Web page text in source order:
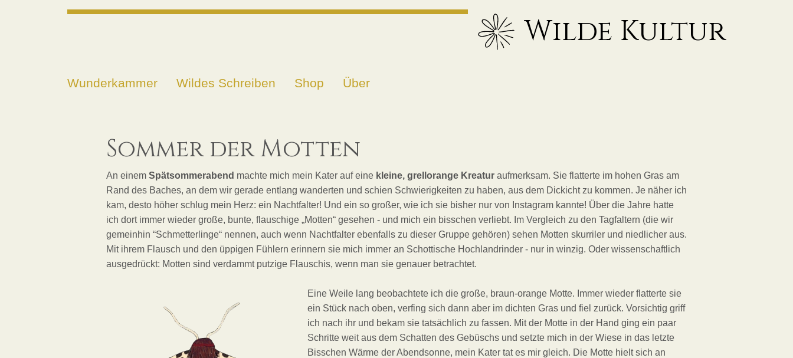
Wilde Kultur
Wunderkammer Wildes Schreiben Shop Über
Sommer der Motten
An einem Spätsommerabend machte mich mein Kater auf eine kleine, grellorange Kreatur aufmerksam. Sie flatterte im hohen Gras am
Rand des Baches, an dem wir gerade entlang wanderten und schien Schwierigkeiten zu haben, aus dem Dickicht zu kommen. Je näher ich
kam, desto höher schlug mein Herz: ein Nachtfalter! Und ein so großer, wie ich sie bisher nur von Instagram kannte! Über die Jahre hatte
ich dort immer wieder große, bunte, flauschige „Motten“ gesehen - und mich ein bisschen verliebt. Im Vergleich zu den Tagfaltern (die wir
gemeinhin “Schmetterlinge“ nennen, auch wenn Nachtfalter ebenfalls zu dieser Gruppe gehören) sehen Motten skurriler und niedlicher aus.
Mit ihrem Flausch und den üppigen Fühlern erinnern sie mich immer an Schottische Hochlandrinder - nur in winzig. Oder wissenschaftlich
ausgedrückt: Motten sind verdammt putzige Flauschis, wenn man sie genauer betrachtet.
Eine Weile lang beobachtete ich die große, braun-orange Motte. Immer wieder flatterte sie
ein Stück nach oben, verfing sich dann aber im dichten Gras und fiel zurück. Vorsichtig griff
ich nach ihr und bekam sie tatsächlich zu fassen. Mit der Motte in der Hand ging ein paar
Schritte weit aus dem Schatten des Gebüschs und setzte mich in der Wiese in das letzte
Bisschen Wärme der Abendsonne, mein Kater tat es mir gleich. Die Motte hielt sich an